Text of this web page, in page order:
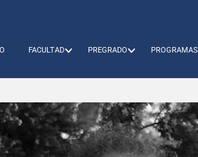
FACULTAD PREGRADO PROGRAMAS